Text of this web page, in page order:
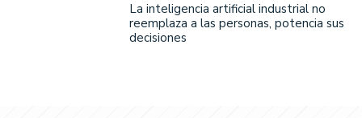
La inteligencia artificial industrial no
reemplaza a las personas, potencia sus
decisiones